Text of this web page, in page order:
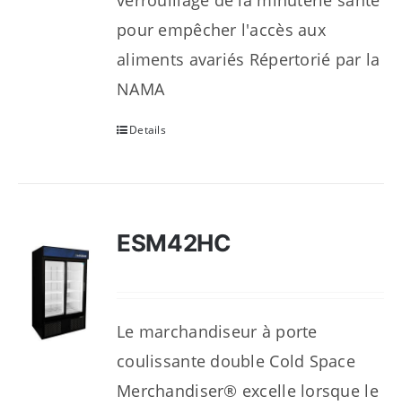
pour empêcher l'accès aux
aliments avariés Répertorié par la
NAMA
Details
ESM42HC
Le marchandiseur à porte
coulissante double Cold Space
Merchandiser® excelle lorsque le